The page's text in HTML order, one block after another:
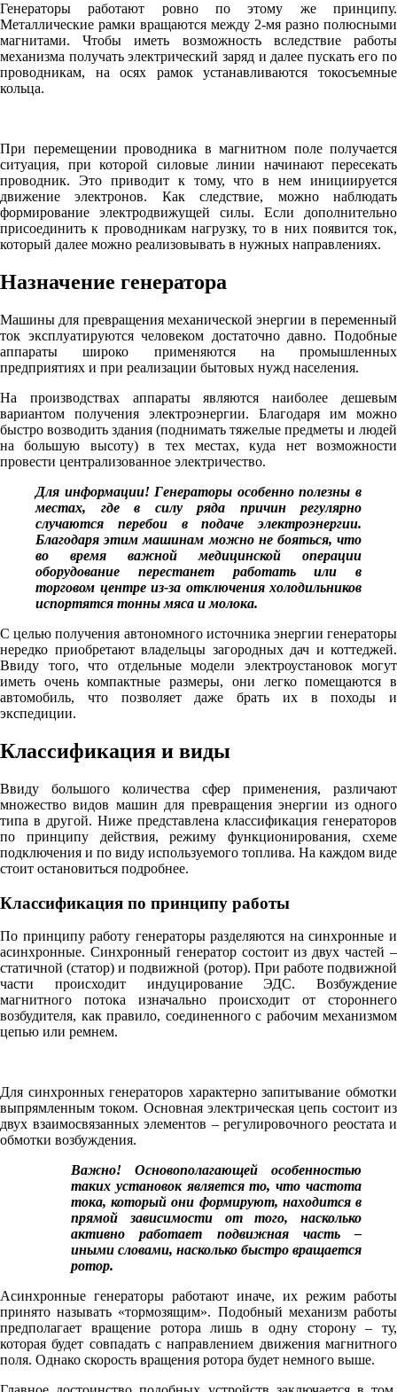
Генераторы работают ровно по этому же принципу.
Металлические рамки вращаются между 2-мя разно полюсными
магнитами. Чтобы иметь возможность вследствие работы
механизма получать электрический заряд и далее пускать его по
проводникам, на осях рамок устанавливаются токосъемные
кольца.
При перемещении проводника в магнитном поле получается
ситуация, при которой силовые линии начинают пересекать
проводник. Это приводит к тому, что в нем инициируется
движение электронов. Как следствие, можно наблюдать
формирование электродвижущей силы. Если дополнительно
присоединить к проводникам нагрузку, то в них появится ток,
который далее можно реализовывать в нужных направлениях.
Назначение генератора
Машины для превращения механической энергии в переменный
ток эксплуатируются человеком достаточно давно. Подобные
аппараты широко применяются на промышленных
предприятиях и при реализации бытовых нужд населения.
На производствах аппараты являются наиболее дешевым
вариантом получения электроэнергии. Благодаря им можно
быстро возводить здания (поднимать тяжелые предметы и людей
на большую высоту) в тех местах, куда нет возможности
провести централизованное электричество.
Для информации! Генераторы особенно полезны в
местах, где в силу ряда причин регулярно
случаются перебои в подаче электроэнергии.
Благодаря этим машинам можно не бояться, что
во время важной медицинской операции
оборудование перестанет работать или в
торговом центре из-за отключения холодильников
испортятся тонны мяса и молока.
С целью получения автономного источника энергии генераторы
нередко приобретают владельцы загородных дач и коттеджей.
Ввиду того, что отдельные модели электроустановок могут
иметь очень компактные размеры, они легко помещаются в
автомобиль, что позволяет даже брать их в походы и
экспедиции.
Классификация и виды
Ввиду большого количества сфер применения, различают
множество видов машин для превращения энергии из одного
типа в другой. Ниже представлена классификация генераторов
по принципу действия, режиму функционирования, схеме
подключения и по виду используемого топлива. На каждом виде
стоит остановиться подробнее.
Классификация по принципу работы
По принципу работу генераторы разделяются на синхронные и
асинхронные. Синхронный генератор состоит из двух частей –
статичной (статор) и подвижной (ротор). При работе подвижной
части происходит индуцирование ЭДС. Возбуждение
магнитного потока изначально происходит от стороннего
возбудителя, как правило, соединенного с рабочим механизмом
цепью или ремнем.
Для синхронных генераторов характерно запитывание обмотки
выпрямленным током. Основная электрическая цепь состоит из
двух взаимосвязанных элементов – регулировочного реостата и
обмотки возбуждения.
Важно! Основополагающей особенностью
таких установок является то, что частота
тока, который они формируют, находится в
прямой зависимости от того, насколько
активно работает подвижная часть –
иными словами, насколько быстро вращается
ротор.
Асинхронные генераторы работают иначе, их режим работы
принято называть «тормозящим». Подобный механизм работы
предполагает вращение ротора лишь в одну сторону – ту,
которая будет совпадать с направлением движения магнитного
поля. Однако скорость вращения ротора будет немного выше.